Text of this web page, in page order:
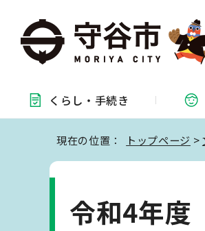
くらし・ 手続き
現在の位置： トップページ >
令和4年